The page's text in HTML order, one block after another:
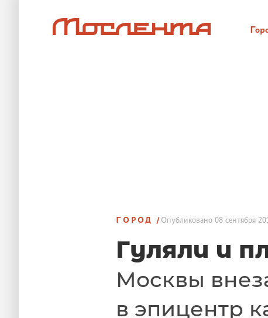
ГОРОД Опубликовано 08 сентября
Гуляли и
Москвы
в эпицентр